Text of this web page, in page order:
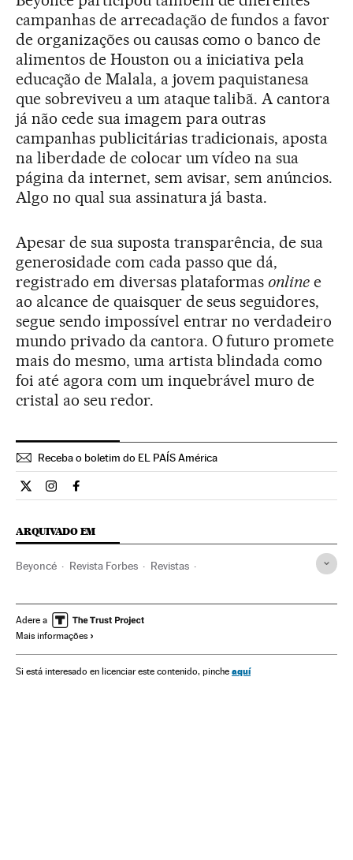
campanhas de arrecadação de fundos a favor
de organizações ou causas como o banco de
alimentos de Houston ou a iniciativa pela
educação de Malala, a jovem paquistanesa
que sobreviveu a um ataque talibã. A cantora
já não cede sua imagem para outras
campanhas publicitárias tradicionais, aposta
na liberdade de colocar um vídeo na sua
página da internet, sem avisar, sem anúncios.
Algo no qual sua assinatura já basta.
Apesar de sua suposta transparência, de sua
generosidade com cada passo que dá,
registrado em diversas plataformas online e
ao alcance de quaisquer de seus seguidores,
segue sendo impossível entrar no verdadeiro
mundo privado da cantora. O futuro promete
mais do mesmo, uma artista blindada como
foi até agora com um inquebrável muro de
cristal ao seu redor.
Receba o boletim do EL PAÍS América
Cultura El País Brasil en Twitter
Cultura El País Brasil en Instagram
Cultura El País Brasil en Facebook
ARQUIVADO EM
Beyoncé Revista Forbes Revistas
Meios comunicação Comunicação
Adere a
Mais informações
Si está interesado en licenciar este contenido, pinche aquí